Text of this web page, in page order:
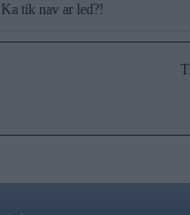
tik nav ar led?!